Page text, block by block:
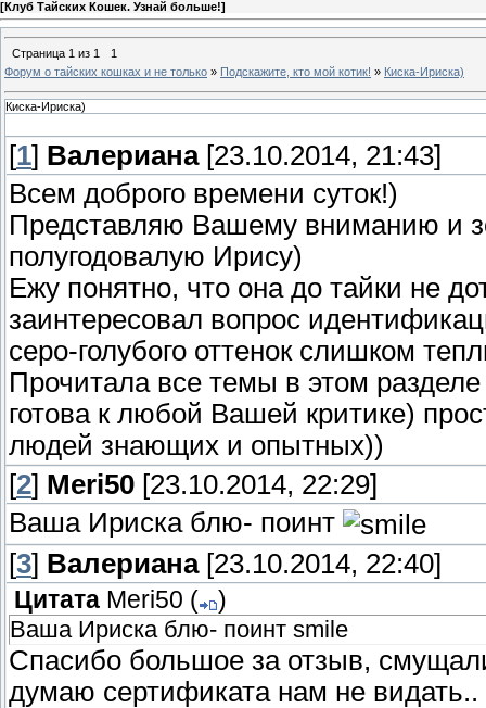
[Клуб Тайских Кошек. Узнай больше!]
Страница 1 из 1
1
Форум о тайских кошках и не только » Подскажите, кто мой котик! » Киска-Ириска)
Киска-Ириска)
[1] Валериана[23.10.2014, 21:43]
Всем доброго времени суток!)
Представляю Вашему вниманию и
полугодовалую Ирису)
Ежу понятно, что она до тайки не
заинтересовал вопрос
серо-голубого оттенок слишком
Прочитала все темы в этом
готова к любой Вашей критике)
людей знающих и опытных))
[2] Meri50 [23.10.2014, 22:29]
Ваша Ириска блю- поинт
[3] Валериана[23.10.2014, 22:40]
Цитата Meri50 (
)
Ваша Ириска блю- поинт smile
Спасибо большое за отзыв,
думаю сертификата нам не видать..